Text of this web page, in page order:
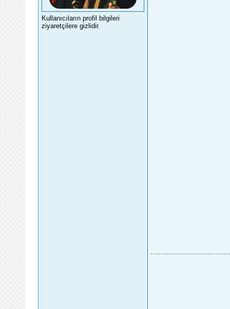
Kullanıcıların profil bilgileri
ziyaretçilere gizlidir.